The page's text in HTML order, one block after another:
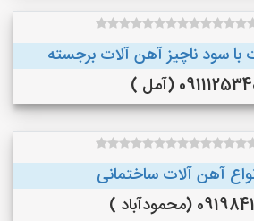
سود ناچیز آهن آلات برجسته
(آمل )
آهن آلات ساختمانی
(محمودآباد )